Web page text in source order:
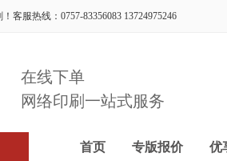
客服热线：0757-83356083 13724975246
在线下单
网络印刷一站式服务
首页 专版报价 优